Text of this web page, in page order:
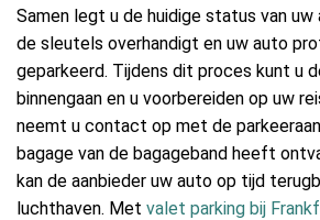
Samen legt u de huidige status van uw
de sleutels overhandigt en uw auto
geparkeerd. Tijdens dit proces kunt u
binnengaan en u voorbereiden op uw
neemt u contact op met de
bagage van de bagageband heeft
kan de aanbieder uw auto op tijd
luchthaven. Met valet parking bij